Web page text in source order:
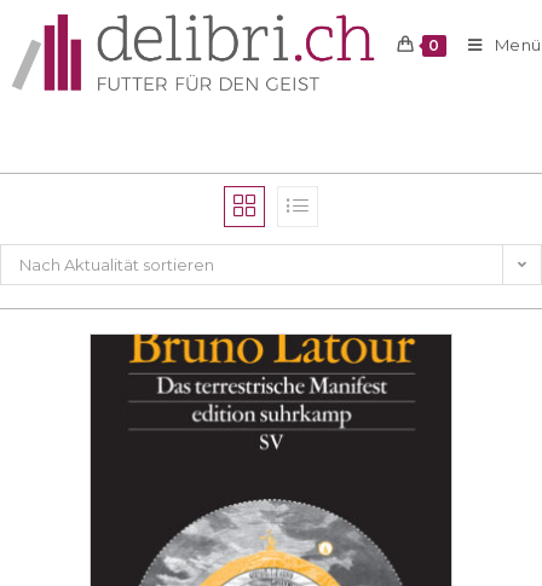
0 Menü
Nach Aktualität sortieren